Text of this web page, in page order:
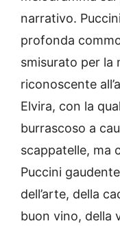
narrativo.
profonda
smisurato per la
riconoscente
Elvira, con la
burrascoso a
scappatelle, ma
Puccini
dell’arte, della
buon vino, della